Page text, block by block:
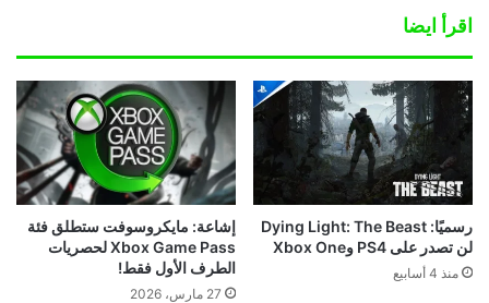
اقرأ ايضا
رسميًا: Dying Light: The Beast
لن تصدر على PS4 وXbox One
منذ 4 أسابيع
إشاعة: مايكروسوفت ستطلق فئة
Xbox Game Pass لحصريات
الطرف الأول فقط!
27 مارس، 2026